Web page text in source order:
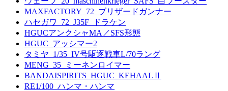
MAXFACTORY_72_ブリザードガンナー
ハセガワ_72_J35F_ドラケン
HGUCアンクシャMA／SFS形態
HGUC_アッシマー2
タミヤ_1/35_IV号駆逐戦車L/70ラング
MENG_35_ミーネンロイマー
BANDAISPIRITS_HGUC_KEHAALⅡ
RE1/100_ハンマ・ハンマ